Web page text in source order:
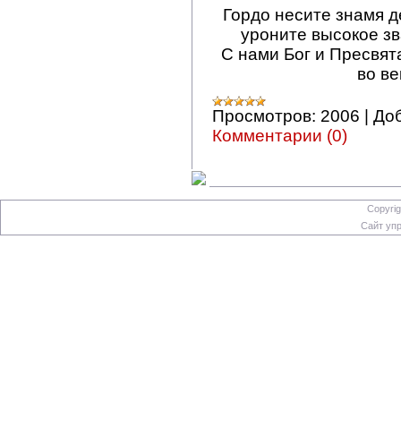
Гордо несите знамя
уроните высокое
С нами Бог и
во
Просмотров: 2006 |
Комментарии (0)
Сайт